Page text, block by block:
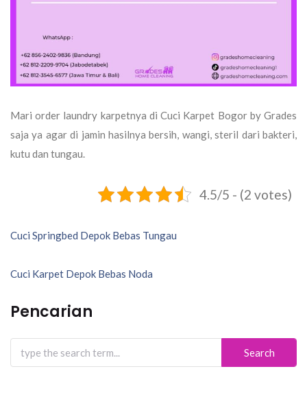
Mari order laundry karpetnya di Cuci Karpet Bogor by Grades
saja ya agar di jamin hasilnya bersih, wangi, steril dari bakteri,
kutu dan tungau.
4.5/5 - (2 votes)
Navigasi
Cuci Springbed Depok Bebas Tungau
Cuci Karpet Depok Bebas Noda
Pencarian
Search
for: